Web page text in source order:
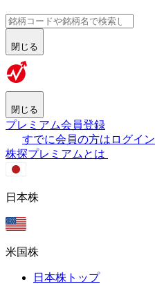
閉じる
閉じる
プレミアム会員登録
すでに会員の方はログイン
株探プレミアムとは
日本株
米国株
日本株トップ